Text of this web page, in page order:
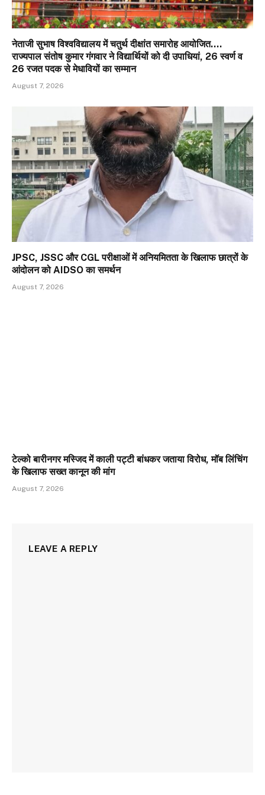
नेताजी सुभाष विश्वविद्यालय में चतुर्थ दीक्षांत समारोह आयोजित….
राज्यपाल संतोष कुमार गंगवार ने विद्यार्थियों को दी उपाधियां, 26 स्वर्ण व
26 रजत पदक से मेधावियों का सम्मान
August 7, 2026
JPSC, JSSC और CGL परीक्षाओं में अनियमितता के खिलाफ छात्रों के
आंदोलन को AIDSO का समर्थन
August 7, 2026
टेल्को बारीनगर मस्जिद में काली पट्टी बांधकर जताया विरोध, मॉब लिंचिंग
के खिलाफ सख्त कानून की मांग
August 7, 2026
LEAVE A REPLY